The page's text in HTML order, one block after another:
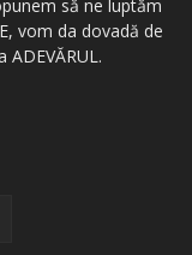
să ne luptăm
vom da dovadă de
ADEVĂRUL.